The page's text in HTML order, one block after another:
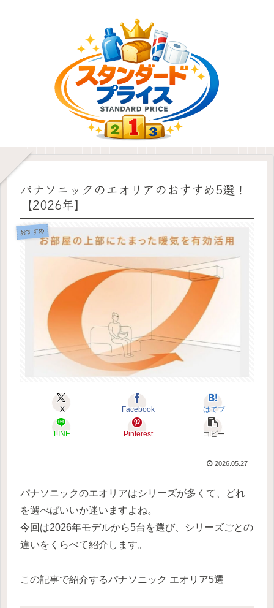
パナソニックのエオリアのおすすめ5選！
【2026年】
おすすめ
X Facebook はてブ
LINE Pinterest コピー
2026.05.27
パナソニックのエオリアはシリーズが多くて、どれ
を選べばいいか迷いますよね。
今回は2026年モデルから5台を選び、シリーズごとの
違いをくらべて紹介します。
この記事で紹介するパナソニック エオリア5選